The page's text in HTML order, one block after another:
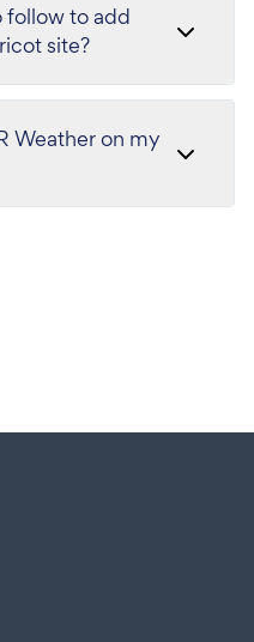
follow to add
site?
Weather on my